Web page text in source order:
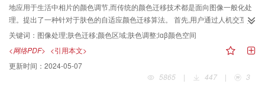
地应用于生活中相片的颜色调节,而传统的颜色迁移技术都是面向图像一般化处
理。提出了一种针对于肤色的自适应颜色迁移算法。 首先,用户通过人机交互指
定图像需要肤色变换的区域,在YCbCr空间内,初次获得肤色区域,实现肤色数据的
粗提取。其次,利用在lɑβ空间中肤色分量的分布特性,实现对纯肤色信息的精确
提取。最后,通过对应的转换规则,实现对肤色的转换。 实验数据显示,该算法实
现的转换后的肤色相比于其他算法,肤色特征更自然,在人脸区域避开改变非肤色
区域的色彩信息,并且保持了处理前图像的清晰度,具有很强的应用性。 该算法只
关键词： 图像处理;肤色迁移;颜色区域;肤色调整;lɑβ颜色空间
<网络PDF> <引用本文>
更新时间： 2024-05-07
5865
| 447 | 3